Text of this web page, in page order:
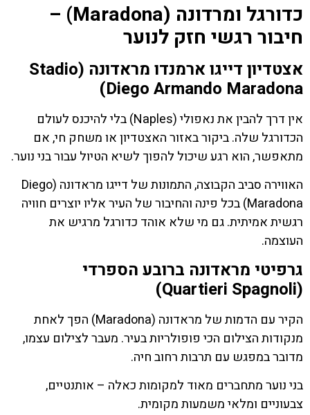
כדורגל ומרדונה (Maradona) –
חיבור רגשי חזק לנוער
אצטדיון דייגו ארמנדו מראדונה (Stadio
Diego Armando Maradona)
אין דרך להבין את נאפולי (Naples) בלי להיכנס לעולם
הכדורגל שלה. ביקור באזור האצטדיון או משחק חי, אם
מתאפשר, הוא רגע שיכול להפוך לשיא הטיול עבור בני נוער.
האווירה סביב הקבוצה, התמונות של דייגו מראדונה (Diego
Maradona) בכל פינה והחיבור של העיר אליו יוצרים חוויה
רגשית אמיתית. גם מי שלא אוהד כדורגל מרגיש את
העוצמה.
גרפיטי מראדונה ברובע הספרדי
(Quartieri Spagnoli)
הקיר עם הדמות של מראדונה (Maradona) הפך לאחת
מנקודות הצילום הכי פופולריות בעיר. מעבר לצילום עצמו,
מדובר במפגש עם תרבות רחוב חיה.
בני נוער מתחברים מאוד למקומות כאלה – אותנטיים,
צבעוניים ומלאי משמעות מקומית.